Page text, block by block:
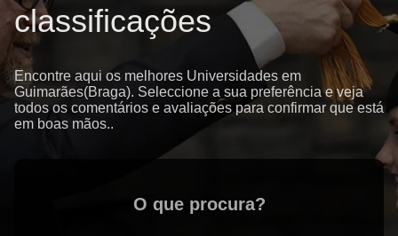
classificações
Encontre aqui os melhores Universidades em
Guimarães(Braga). Seleccione a sua preferência e veja
todos os comentários e avaliações para confirmar que está
em boas mãos..
O que procura?